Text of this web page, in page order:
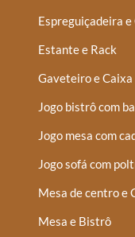
Espreguiçadeira e
Estante e Rack
Gaveteiro e Caixa
Jogo bistrô com
Jogo mesa com
Jogo sofá com
Mesa de centro e
Mesa e Bistrô